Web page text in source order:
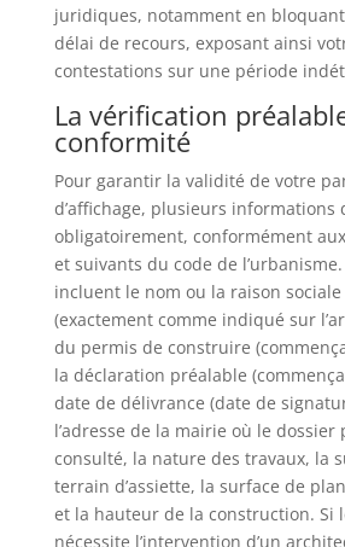
juridiques, notamment en
délai de recours, exposant ainsi
contestations sur une période
La vérification
conformité
Pour garantir la validité de votre
d’affichage, plusieurs informations
obligatoirement, conformément
et suivants du code de
incluent le nom ou la raison
(exactement comme indiqué sur
du permis de construire
la déclaration préalable
date de délivrance (date de
l’adresse de la mairie où le dossier
consulté, la nature des travaux, la
terrain d’assiette, la surface de
et la hauteur de la construction. Si
nécessite l’intervention d’un